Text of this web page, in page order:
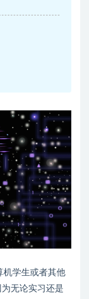
机学生或者其他
无论实习还是